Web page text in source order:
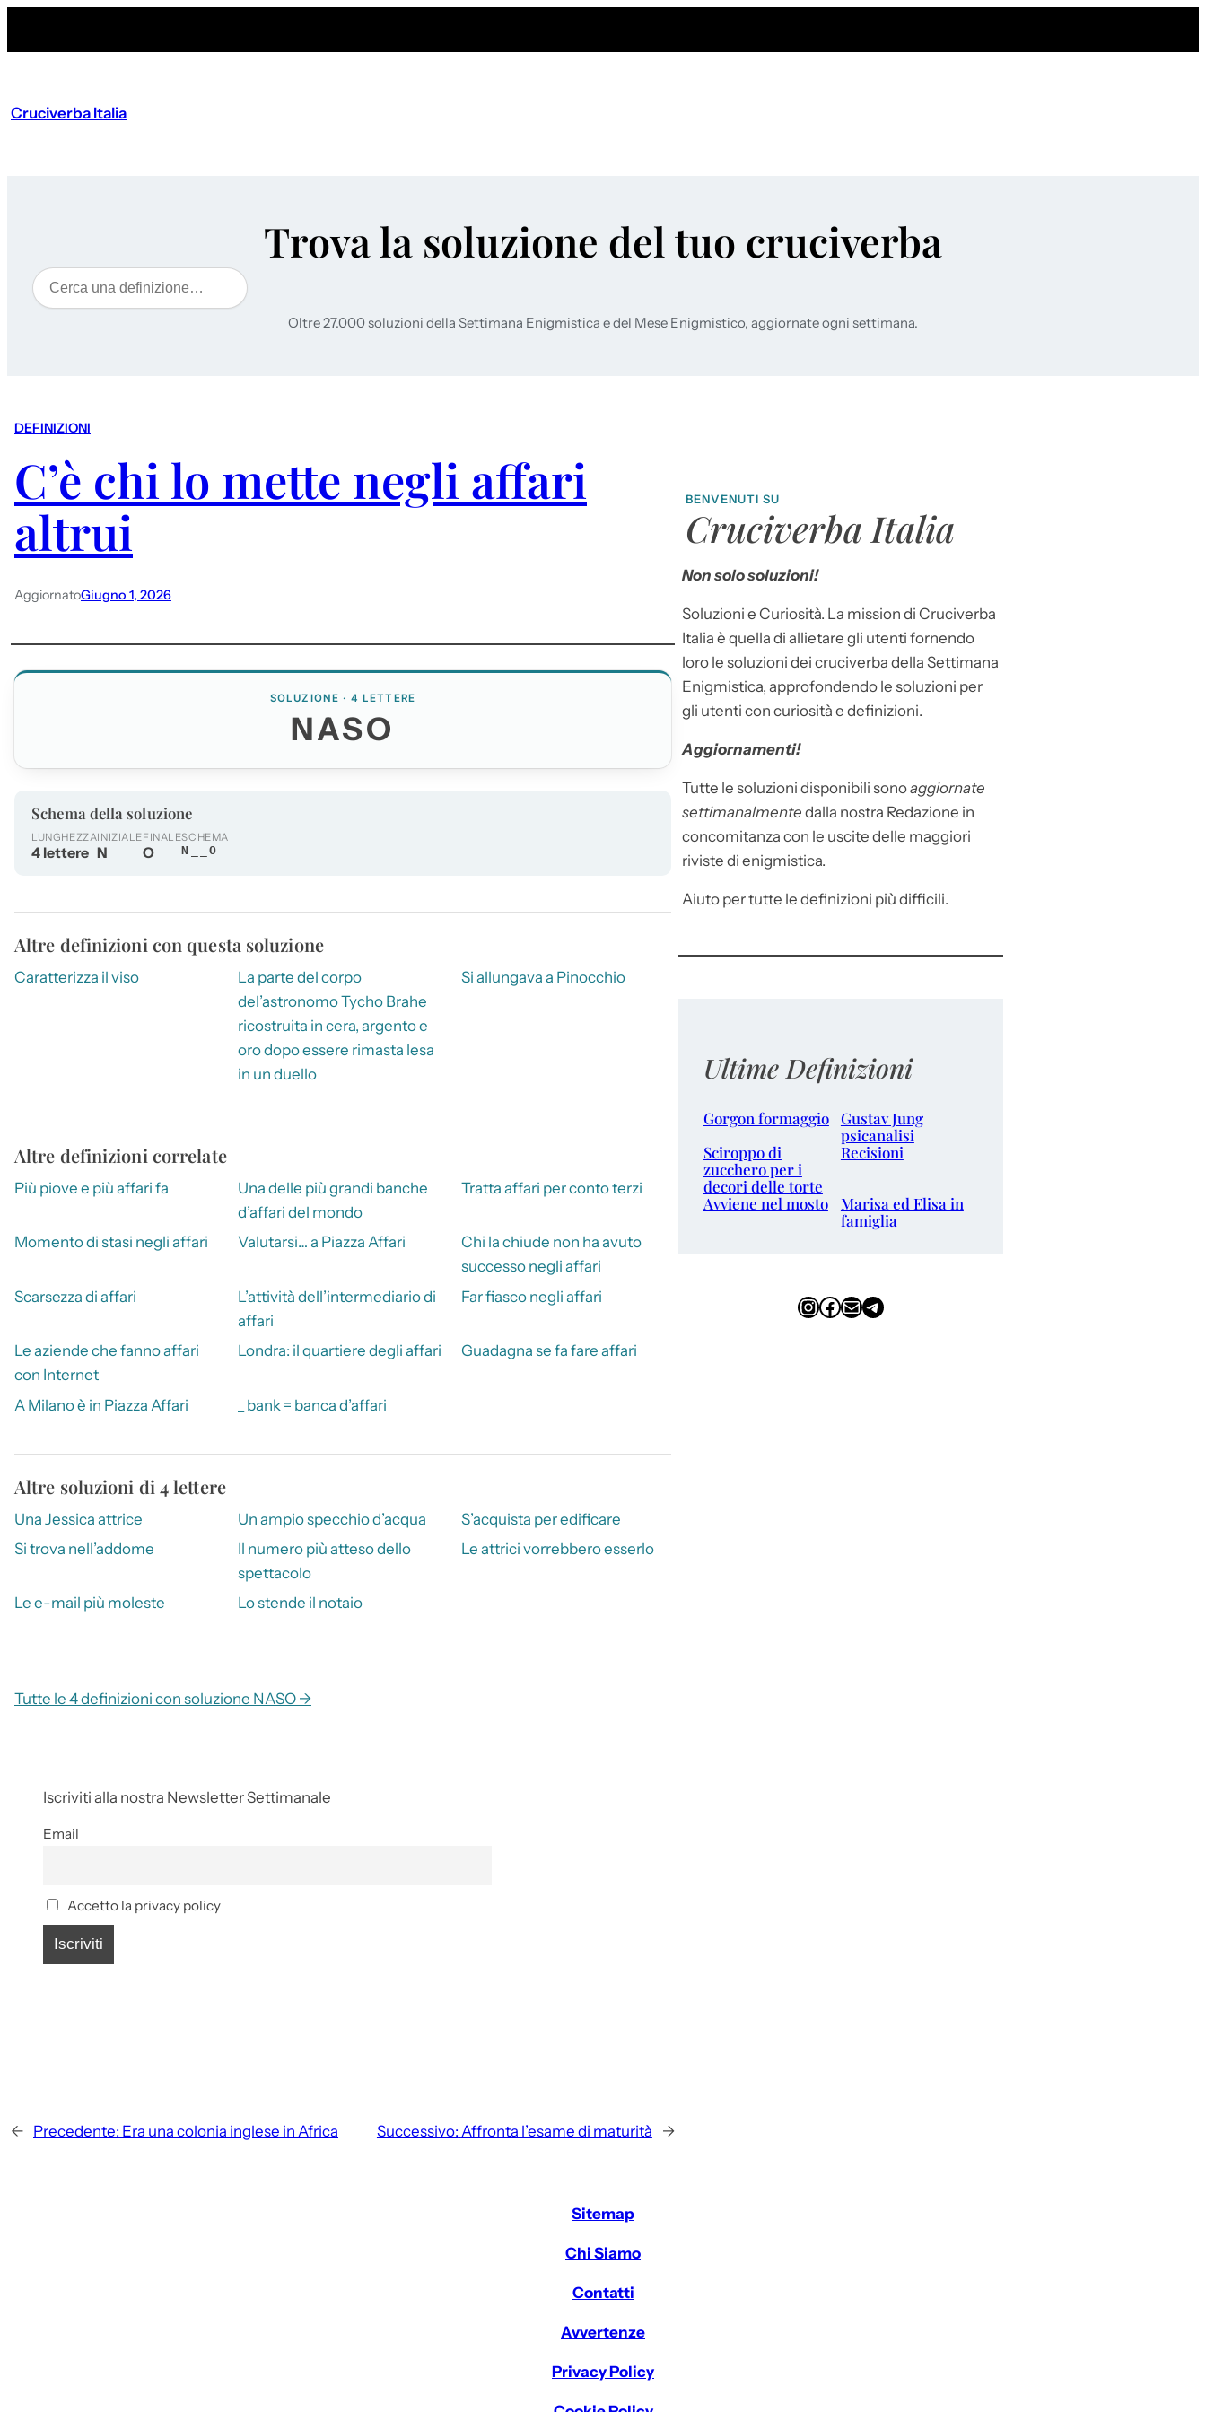
Cruciverba Italia
Trova la soluzione del tuo cruciverba
Cerca
Oltre 27.000 soluzioni della Settimana Enigmistica e del Mese Enigmistico, aggiornate ogni settimana.
DEFINIZIONI
C’è chi lo mette negli affari
altrui
AggiornatoGiugno 1, 2026
SOLUZIONE · 4 LETTERE
NASO
Schema della soluzione
LUNGHEZZA
4 lettere
INIZIALE
N
FINALE
O
SCHEMA
N__O
Altre definizioni con questa soluzione
Caratterizza il viso
La parte del corpo
del’astronomo Tycho Brahe
ricostruita in cera, argento e
oro dopo essere rimasta lesa
in un duello
Si allungava a Pinocchio
Altre definizioni correlate
Più piove e più affari fa
Una delle più grandi banche
d’affari del mondo
Tratta affari per conto terzi
Momento di stasi negli affari Valutarsi… a Piazza Affari
Chi la chiude non ha avuto
successo negli affari
Scarsezza di affari
L’attività dell’intermediario di
affari
Far fiasco negli affari
Le aziende che fanno affari
con Internet
Londra: il quartiere degli affari Guadagna se fa fare affari
A Milano è in Piazza Affari _ bank = banca d’affari
Altre soluzioni di 4 lettere
Una Jessica attrice Un ampio specchio d’acqua
S’acquista per edificare
Si trova nell’addome
Il numero più atteso dello
spettacolo
Le attrici vorrebbero esserlo
Le e-mail più moleste Lo stende il notaio
Tutte le 4 definizioni con soluzione NASO →
Iscriviti alla nostra Newsletter Settimanale
Email
Accetto la privacy policy
← Precedente: Era una colonia inglese in Africa Successivo: Affronta l’esame di maturità →
BENVENUTI SU
Cruciverba Italia
Non solo soluzioni!
Soluzioni e Curiosità. La mission di Cruciverba
Italia è quella di allietare gli utenti fornendo
loro le soluzioni dei cruciverba della Settimana
Enigmistica, approfondendo le soluzioni per
gli utenti con curiosità e definizioni.
Aggiornamenti!
Tutte le soluzioni disponibili sonoaggiornate
settimanalmente dalla nostra Redazione in
concomitanza con le uscite delle maggiori
riviste di enigmistica.
Aiuto per tutte le definizioni più difficili.
Ultime Definizioni
Gorgon formaggio Gustav Jung
psicanalisi
Sciroppo di
zucchero per i
decori delle torte
Recisioni
Avviene nel mosto
Marisa ed Elisa in
famiglia
InstagramFacebook Email Telegram
Sitemap
Chi Siamo
Contatti
Avvertenze
Privacy Policy